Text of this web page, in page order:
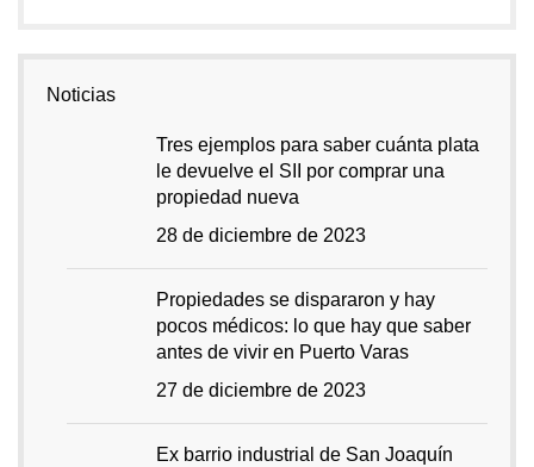
Noticias
Tres ejemplos para saber cuánta plata
le devuelve el SII por comprar una
propiedad nueva
28 de diciembre de 2023
Propiedades se dispararon y hay
pocos médicos: lo que hay que saber
antes de vivir en Puerto Varas
27 de diciembre de 2023
Ex barrio industrial de San Joaquín